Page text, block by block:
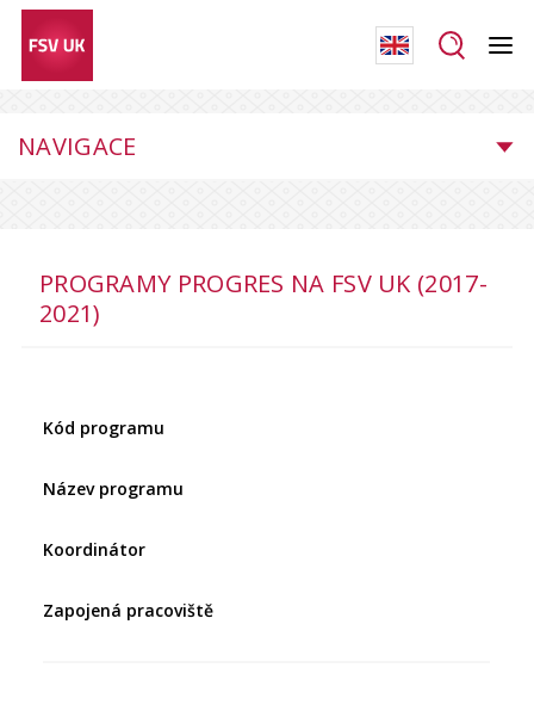
NAVIGACE
PROGRAMY PROGRES NA FSV UK (2017-
2021)
Kód programu
Název programu
Koordinátor
Zapojená pracoviště